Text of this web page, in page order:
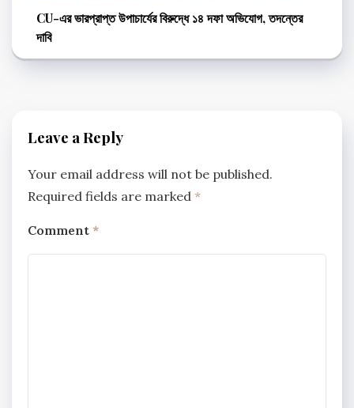
CU-এর ভারপ্রাপ্ত উপাচার্যের বিরুদ্ধে ১৪ দফা অভিযোগ, তদন্তের
দাবি
Leave a Reply
Your email address will not be published.
Required fields are marked *
Comment *